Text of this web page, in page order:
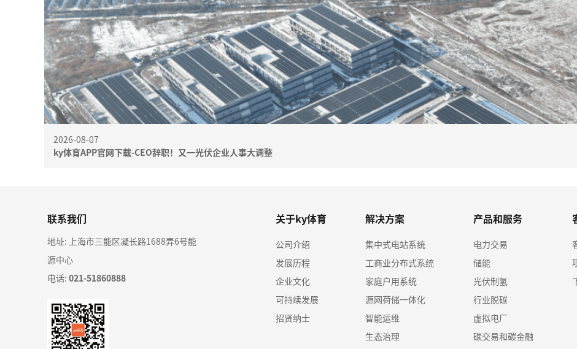
2026-08-07
ky体育APP官网下载-CEO辞职！又一光伏企业人事大调整
联系我们
地址: 上海市三能区凝长路1688弄6号能
源中心
电话:021-51860888
关于ky体育
公司介绍
发展历程
企业文化
可持续发展
招贤纳士
解决方案
集中式电站系统
工商业分布式系统
家庭户用系统
源网荷储一体化
智能运维
生态治理
产品和服务
电力交易
储能
光伏制氢
行业脱碳
虚拟电厂
碳交易和碳金融